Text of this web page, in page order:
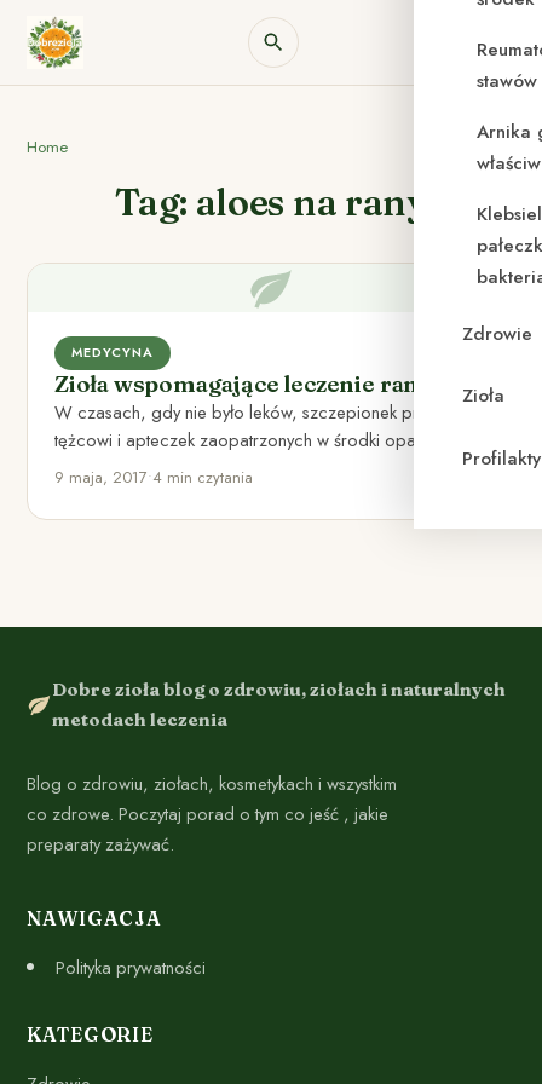
Arnika
Zdrowie
Zioła
Home
Tag: aloes na rany
MEDYCYNA
Zioła wspomagające leczenie ran
W czasach, gdy nie było leków, szczepionek przeciw
tężcowi i apteczek zaopatrzonych w środki opatrunkowe,
nawet drobna rana…
9 maja, 2017•4 min czytania
Dobre zioła blog o zdrowiu, ziołach i naturalnych
metodach leczenia
Blog o zdrowiu, ziołach, kosmetykach i wszystkim
co zdrowe. Poczytaj porad o tym co jeść , jakie
preparaty zażywać.
NAWIGACJA
Polityka prywatności
KATEGORIE